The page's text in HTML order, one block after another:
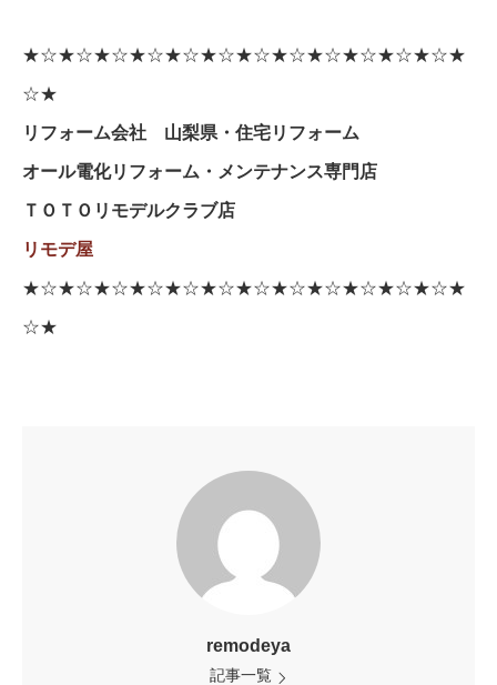
★☆★☆★☆★☆★☆★☆★☆★☆★☆★☆★☆★☆★
☆★
リフォーム会社 山梨県・住宅リフォーム
オール電化リフォーム・メンテナンス専門店
ＴＯＴＯリモデルクラブ店
リモデ屋
★☆★☆★☆★☆★☆★☆★☆★☆★☆★☆★☆★☆★
☆★
remodeya
記事一覧